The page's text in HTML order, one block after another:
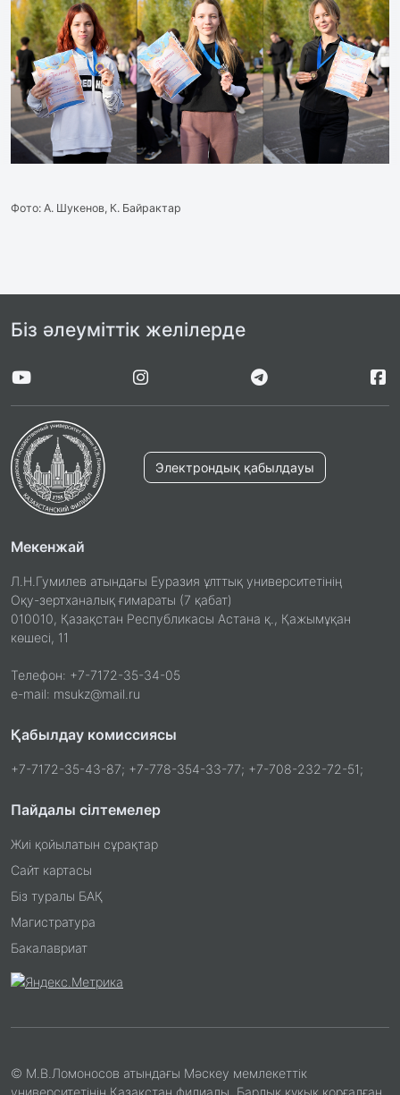
Фото: А. Шукенов, К. Байрактар
Біз әлеуміттік желілерде
Электрондық қабылдауы
Мекенжай
Л.Н.Гумилев атындағы Еуразия ұлттық университетінің
Оқу-зертханалық ғимараты (7 қабат)
010010, Қазақстан Республикасы Астана қ., Қажымұқан
көшесі, 11
Телефон: +7-7172-35-34-05
e-mail: msukz@mail.ru
Қабылдау комиссиясы
+7-7172-35-43-87; +7-778-354-33-77; +7-708-232-72-51;
Пайдалы сілтемелер
Жиі қойылатын сұрақтар
Сайт картасы
Біз туралы БАҚ
Магистратура
Бакалавриат
© М.В.Ломоносов атындағы Мәскеу мемлекеттік